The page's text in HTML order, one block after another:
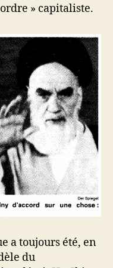
» capitaliste.
a toujours été, en
du